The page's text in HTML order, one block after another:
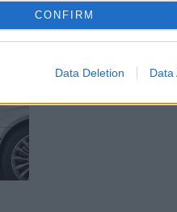
CONFIRM
Data Deletion Data
Slikti tīrīts pagasta ceļš ~ 2
22. Apr 2013, 23:51